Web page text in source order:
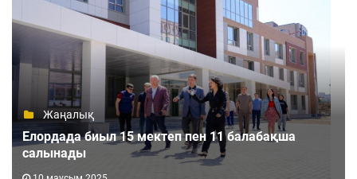
Жаңалық
Елордада биыл 15 мектеп пен 11 балабақша
салынады